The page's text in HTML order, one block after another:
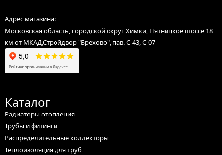
Адрес магазина:
Московская область, городской округ Химки, Пятницкое шоссе 18
км от МКАД,Стройдвор "Брехово", пав. С-43, С-07
Каталог
Радиаторы отопления
Трубы и фитинги
Распределительные коллекторы
Теплоизоляция для труб